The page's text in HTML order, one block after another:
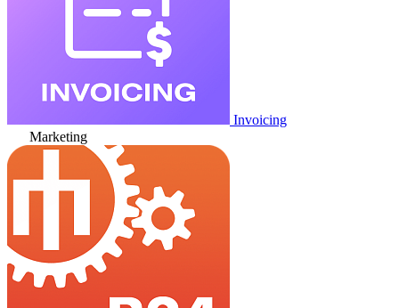
Invoicing
Marketing